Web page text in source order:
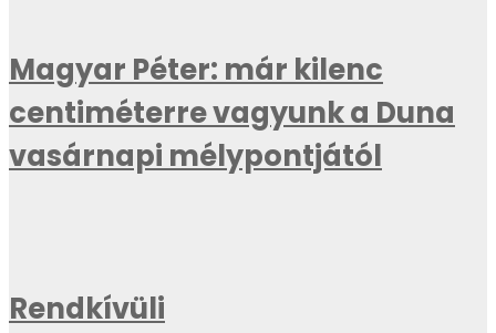
Magyar Péter: már kilenc
centiméterre vagyunk a Duna
vasárnapi mélypontjától
Rendkívüli